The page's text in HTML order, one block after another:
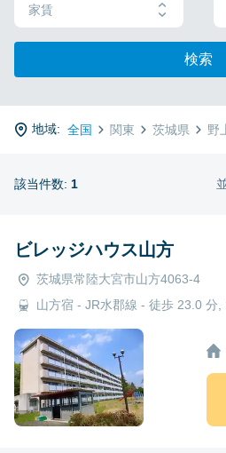
家賃
検索
地域: 全国 関東 茨城県 野
該当件数: 1
ビレッジハウス山方
茨城県常陸大宮市山方4063-4
山方宿 - JR水郡線 - 徒歩 23.0 分,